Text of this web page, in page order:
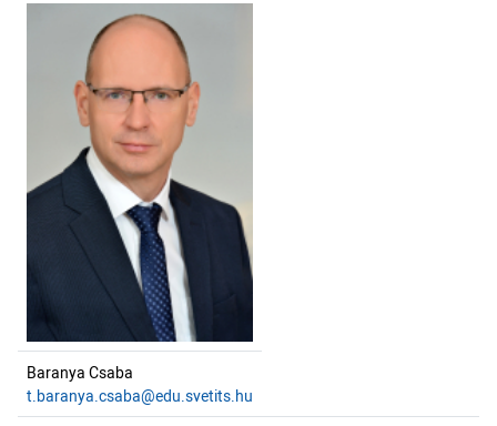
Baranya Csaba
t.baranya.csaba@edu.svetits.hu